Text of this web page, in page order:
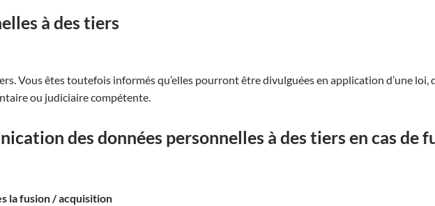
à des tiers
Vous êtes toutefois informés qu’elles pourront être divulguées en application d’une loi,
ou judiciaire compétente.
des données personnelles à des tiers en cas de
la fusion / acquisition